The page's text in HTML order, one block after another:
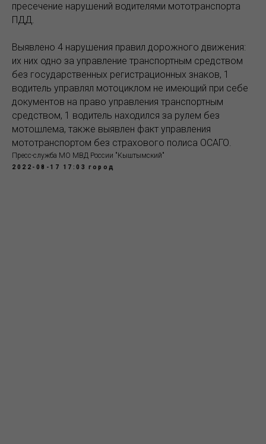
пресечение нарушений водителями мототранспорта
ПДД.
Выявлено 4 нарушения правил дорожного движения:
их них одно за управление транспортным средством
без государственных регистрационных знаков, 1
водитель управлял мотоциклом не имеющий при себе
документов на право управления транспортным
средством, 1 водитель находился за рулем без
мотошлема, также выявлен факт управления
мототранспортом без страхового полиса ОСАГО.
Пресс-служба МО МВД России "Кыштымский"
2022-08-17 17:03 город